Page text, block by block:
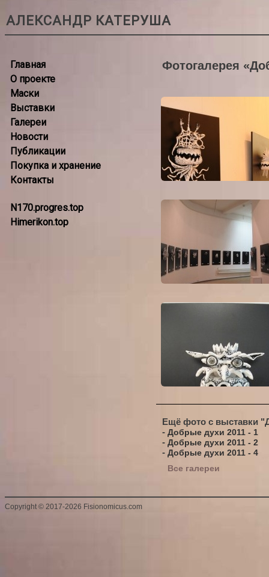
АЛЕКСАНДР КАТЕРУША
Главная
О проекте
Маски
Выставки
Галереи
Новости
Публикации
Покупка и хранение
Контакты
N170.progres.top
Himerikon.top
Фотогалерея
Ещё фото с выставки
- Добрые духи 2011 - 1
- Добрые духи 2011 - 2
- Добрые духи 2011 - 4
Все галереи
Copyright © 2017-2026 Fisionomicus.com